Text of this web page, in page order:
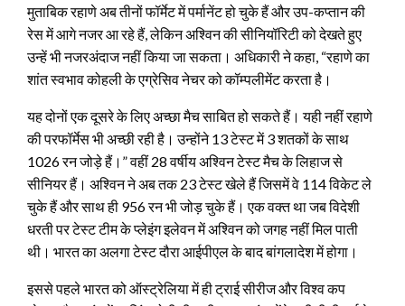
मुताबिक रहाणे अब तीनों फॉर्मेट में पर्मानेंट हो चुके हैं और उप-कप्तान की
रेस में आगे नजर आ रहे हैं, लेकिन अश्विन की सीनियॉरिटी को देखते हुए
उन्हें भी नजरअंदाज नहीं किया जा सकता। अधिकारी ने कहा, “रहाणे का
शांत स्वभाव कोहली के एग्रेसिव नेचर को कॉम्पलीमेंट करता है।
यह दोनों एक दूसरे के लिए अच्छा मैच साबित हो सकते हैं। यही नहीं रहाणे
की परफॉर्मेस भी अच्छी रही है। उन्होंने 13 टेस्ट में 3 शतकों के साथ
1026 रन जोड़े हैं।” वहीं 28 वर्षीय अश्विन टेस्ट मैच के लिहाज से
सीनियर हैं। अश्विन ने अब तक 23 टेस्ट खेले हैं जिसमें वे 114 विकेट ले
चुके हैं और साथ ही 956 रन भी जोड़ चुके हैं। एक वक्त था जब विदेशी
धरती पर टेस्ट टीम के प्लेइंग इलेवन में अश्विन को जगह नहीं मिल पाती
थी। भारत का अलगा टेस्ट दौरा आईपीएल के बाद बांगलादेश में होगा।
इससे पहले भारत को ऑस्ट्रेलिया में ही ट्राई सीरीज और विश्व कप